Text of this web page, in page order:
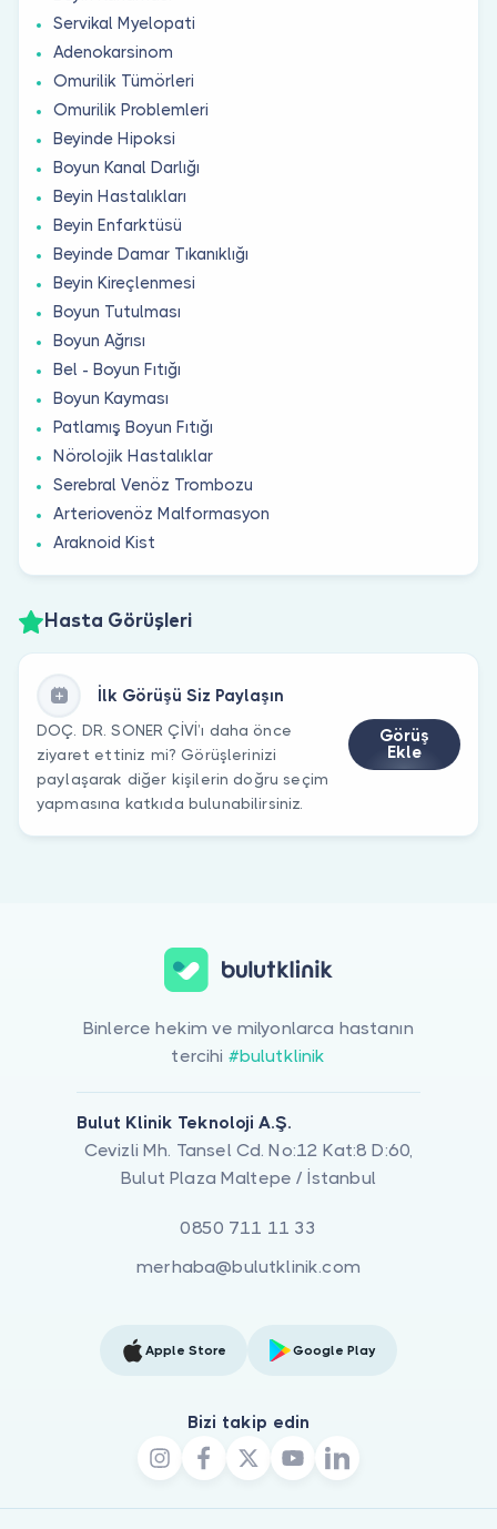
Servikal Myelopati
Adenokarsinom
Omurilik Tümörleri
Omurilik Problemleri
Beyinde Hipoksi
Boyun Kanal Darlığı
Beyin Hastalıkları
Beyin Enfarktüsü
Beyinde Damar Tıkanıklığı
Beyin Kireçlenmesi
Boyun Tutulması
Boyun Ağrısı
Bel - Boyun Fıtığı
Boyun Kayması
Patlamış Boyun Fıtığı
Nörolojik Hastalıklar
Serebral Venöz Trombozu
Arteriovenöz Malformasyon
Araknoid Kist
Hasta Görüşleri
İlk Görüşü Siz Paylaşın
DOÇ. DR. SONER ÇİVİ’ı daha önce
ziyaret ettiniz mi? Görüşlerinizi
paylaşarak diğer kişilerin doğru seçim
yapmasına katkıda bulunabilirsiniz.
Görüş
Ekle
Binlerce hekim ve milyonlarca hastanın
tercihi #bulutklinik
Bulut Klinik Teknoloji A.Ş.
Cevizli Mh. Tansel Cd. No:12 Kat:8 D:60,
Bulut Plaza Maltepe / İstanbul
0850 711 11 33
merhaba@bulutklinik.com
Apple Store Google Play
Bizi takip edin